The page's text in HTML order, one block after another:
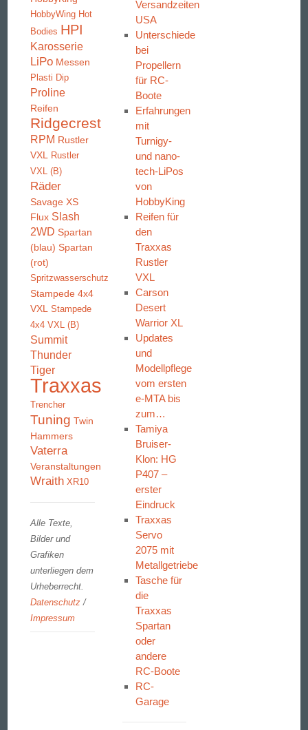
HobbyWing Hot
Bodies HPI
Karosserie
LiPo Messen
Plasti Dip
Proline
Reifen
Ridgecrest
RPM Rustler
VXL
Rustler
VXL (B)
Räder
Savage XS
Flux Slash
2WD Spartan
(blau) Spartan
(rot)
Spritzwasserschutz
Stampede 4x4
VXL
Stampede
4x4 VXL (B)
Summit
Thunder
Tiger
Traxxas
Trencher
Tuning Twin
Hammers
Vaterra
Veranstaltungen
Wraith XR10
Alle Texte,
Bilder und
Grafiken
unterliegen dem
Urheberrecht.
Datenschutz /
Impressum
Versandzeiten
USA
Unterschiede
bei
Propellern
für RC-
Boote
Erfahrungen
mit
Turnigy-
und nano-
tech-LiPos
von
HobbyKing
Reifen für
den
Traxxas
Rustler
VXL
Carson
Desert
Warrior XL
Updates
und
Modellpflege
vom ersten
e-MTA bis
zum…
Tamiya
Bruiser-
Klon: HG
P407 –
erster
Eindruck
Traxxas
Servo
2075 mit
Metallgetriebe
Tasche für
die
Traxxas
Spartan
oder
andere
RC-Boote
RC-
Garage